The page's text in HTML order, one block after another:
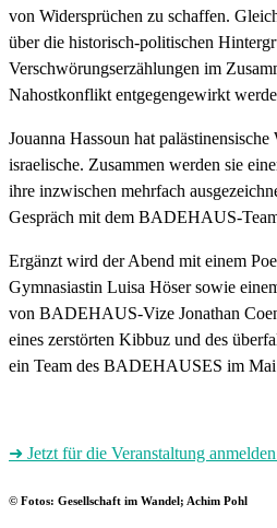
von Widersprüchen zu schaffen.
über die historisch-politischen
Verschwörungserzählungen im
Nahostkonflikt entgegengewirkt
Jouanna Hassoun hat
israelische. Zusammen werden sie
ihre inzwischen mehrfach
Gespräch mit dem BADEHAUS-
Ergänzt wird der Abend mit einem
Gymnasiastin Luisa Höser sowie
von BADEHAUS-Vize Jonathan
eines zerstörten Kibbuz und des
ein Team des BADEHAUSES im
➜ Jetzt für die Veranstaltung
© Fotos: Gesellschaft im Wandel; Achim Pohl